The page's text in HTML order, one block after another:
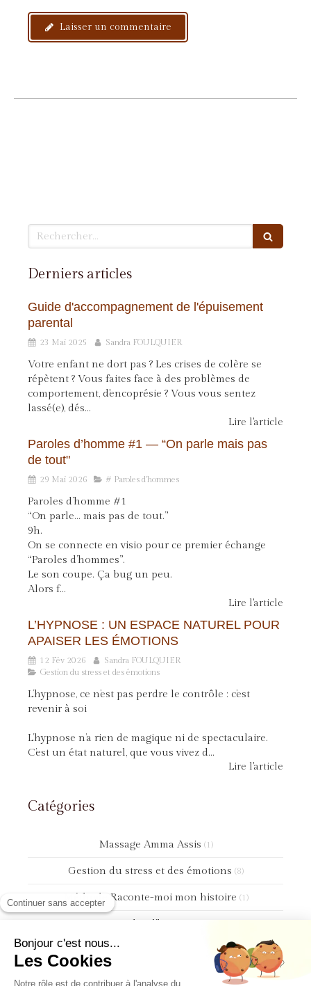
Laisser un commentaire
Rechercher
Derniers articles
Guide d'accompagnement de l'épuisement
parental
23 Mai 2025 Sandra FOULQUIER
Votre enfant ne dort pas ? Les crises de colère se
répètent ? Vous faites face à des problèmes de
comportement, d'encoprésie ? Vous vous sentez
lassé(e), dés...
Lire l'article
Paroles d’homme #1 — “On parle mais pas
de tout"
29 Mai 2026 # Paroles d'hommes
Paroles d’homme #1
“On parle… mais pas de tout.”
9h.
On se connecte en visio pour ce premier échange
“Paroles d’hommes”.
Le son coupe. Ça bug un peu.
Alors f...
Lire l'article
L’HYPNOSE : UN ESPACE NATUREL POUR
APAISER LES ÉMOTIONS
12 Fév 2026
Sandra FOULQUIER
Gestion du stress et des émotions
L’hypnose, ce n’est pas perdre le contrôle : c’est
revenir à soi
L’hypnose n’a rien de magique ni de spectaculaire.
C’est un état naturel, que vous vivez d...
Lire l'article
Catégories
Massage Amma Assis (1)
Gestion du stress et des émotions (8)
Méthode Raconte-moi mon histoire (1)
# Paroles d'hommes